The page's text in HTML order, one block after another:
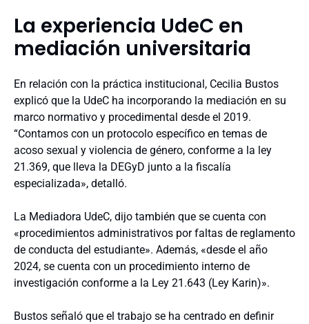
La experiencia UdeC en
mediación universitaria
En relación con la práctica institucional, Cecilia Bustos
explicó que la UdeC ha incorporando la mediación en su
marco normativo y procedimental desde el 2019.
“Contamos con un protocolo específico en temas de
acoso sexual y violencia de género, conforme a la ley
21.369, que lleva la DEGyD junto a la fiscalía
especializada», detalló.
La Mediadora UdeC, dijo también que se cuenta con
«procedimientos administrativos por faltas de reglamento
de conducta del estudiante». Además, «desde el año
2024, se cuenta con un procedimiento interno de
investigación conforme a la Ley 21.643 (Ley Karin)».
Bustos señaló que el trabajo se ha centrado en definir